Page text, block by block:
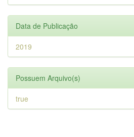
Data de Publicação
2019
Possuem Arquivo(s)
true